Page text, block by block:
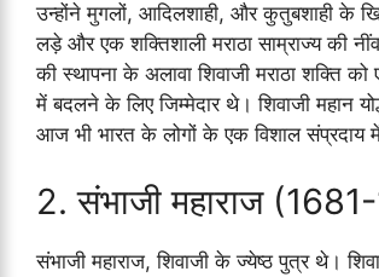
उन्होंने मुगलों, आदिलशाही, और कुतुबशाही के
लड़े और एक शक्तिशाली मराठा साम्राज्य की
की स्थापना के अलावा शिवाजी मराठा शक्ति
में बदलने के लिए जिम्मेदार थे। शिवाजी महान
आज भी भारत के लोगों के एक विशाल संप्रदाय
2. संभाजी महाराज
संभाजी महाराज, शिवाजी के ज्येष्ठ पुत्र थे।